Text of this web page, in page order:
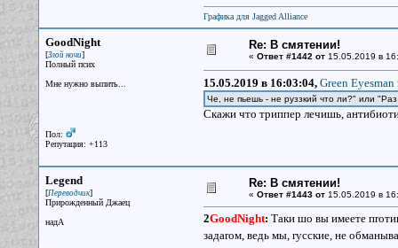
Графика для Jagged Alliance
GoodNight
[Злой ночи]
Полный псих
Мне нужно выпить...
Пол:
Репутация: +113
Re: В смятении!
« Ответ #1442 от15.05.2019 в
15.05.2019 в 16:03:04, Green Eyesman
Че, не пьешь - не руззкий что ли?" или
Скажи что триппер лечишь,
Legend
[Переводчик]
Прирожденный Джаец
надА
Re: В смятении!
« Ответ #1443 от15.05.2019 в
2GoodNight: Таки шо вы имеете
задаrом, ведь мы, rусские, не